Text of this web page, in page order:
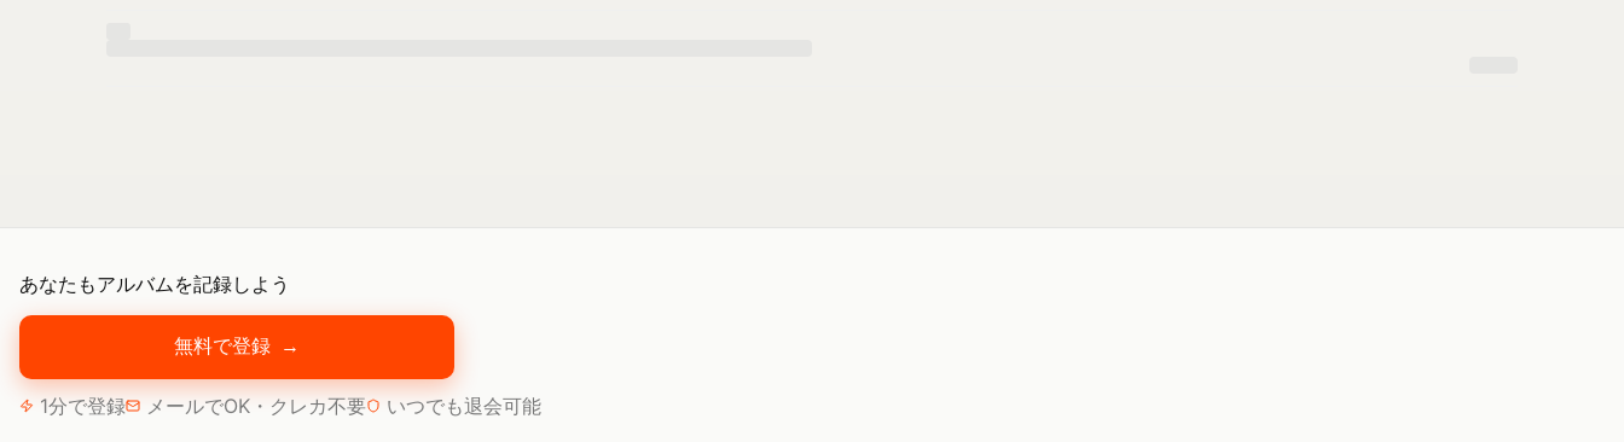
あなたもアルバムを記録しよう
無料で登録 →
1分で登録 メールでOK・クレカ不要 いつでも退会可能